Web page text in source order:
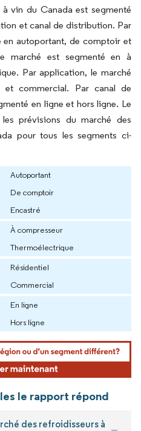
vin du Canada est segmenté
et canal de distribution. Par
en autoportant, de comptoir et
marché est segmenté en à
Par application, le marché
et commercial. Par canal de
en ligne et hors ligne. Le
prévisions du marché des
pour tous les segments ci-
Autoportant
De comptoir
Encastré
À compresseur
Thermoélectrique
Résidentiel
Commercial
En ligne
Hors ligne
le rapport répond
des refroidisseurs à